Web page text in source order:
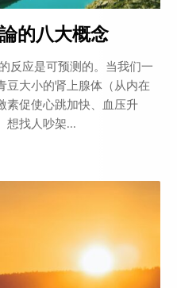
的八大概念
反应是可预测的。当我们一
豆大小的肾上腺体（从内在
素促使心跳加快、血压升
想找人吵架...